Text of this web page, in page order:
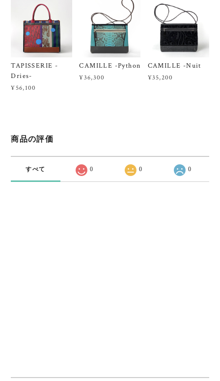
TAPISSERIE -
Dries-
¥56,100
CAMILLE -Python
¥36,300
CAMILLE -Nuit
¥35,200
商品の評価
すべて 0 0 0